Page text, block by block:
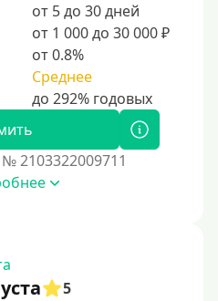
от 5 до 30 дней
от 1 000 до 30 000 ₽
от 0.8%
Среднее
2103322009711
5